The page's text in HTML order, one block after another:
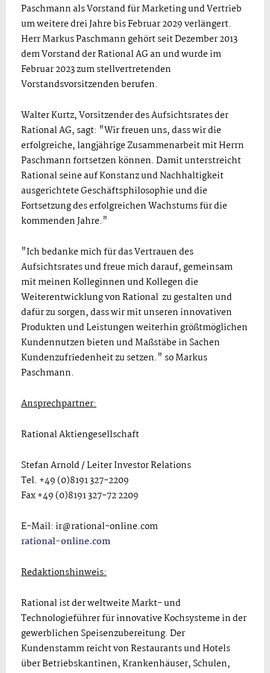
Paschmann als Vorstand für Marketing und Vertrieb
um weitere drei Jahre bis Februar 2029 verlängert.
Herr Markus Paschmann gehört seit Dezember 2013
dem Vorstand der Rational AG an und wurde im
Februar 2023 zum stellvertretenden
Vorstandsvorsitzenden berufen.
Walter Kurtz, Vorsitzender des Aufsichtsrates der
Rational AG, sagt: "Wir freuen uns, dass wir die
erfolgreiche, langjährige Zusammenarbeit mit Herrn
Paschmann fortsetzen können. Damit unterstreicht
Rational seine auf Konstanz und Nachhaltigkeit
ausgerichtete Geschäftsphilosophie und die
Fortsetzung des erfolgreichen Wachstums für die
kommenden Jahre."
"Ich bedanke mich für das Vertrauen des
Aufsichtsrates und freue mich darauf, gemeinsam
mit meinen Kolleginnen und Kollegen die
Weiterentwicklung von Rational zu gestalten und
dafür zu sorgen, dass wir mit unseren innovativen
Produkten und Leistungen weiterhin größtmöglichen
Kundennutzen bieten und Maßstäbe in Sachen
Kundenzufriedenheit zu setzen." so Markus
Paschmann.
Ansprechpartner:
Rational Aktiengesellschaft
Stefan Arnold / Leiter Investor Relations
Tel. +49 (0)8191 327-2209
Fax +49 (0)8191 327-72 2209
E-Mail: ir@rational-online.com
rational-online.com
Redaktionshinweis:
Rational ist der weltweite Markt- und
Technologieführer für innovative Kochsysteme in der
gewerblichen Speisenzubereitung. Der
Kundenstamm reicht von Restaurants und Hotels
über Betriebskantinen, Krankenhäuser, Schulen,